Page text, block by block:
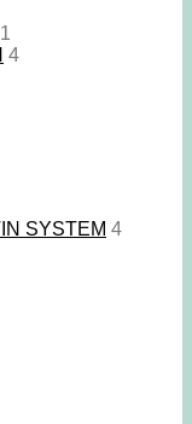
1
4
SYSTEM 4